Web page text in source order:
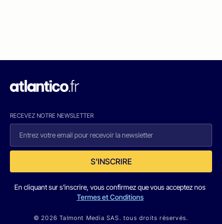
RECEVEZ NOTRE NEWSLETTER
S'INSCRIRE
En cliquant sur s'inscrire, vous confirmez que vous acceptez nos
Termes et Conditions
© 2026 Talmont Media SAS. tous droits réservés.